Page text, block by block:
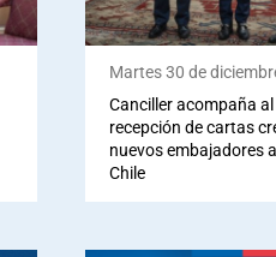
Martes 30 de
Canciller acompaña
recepción de cartas
nuevos embajadores
Chile